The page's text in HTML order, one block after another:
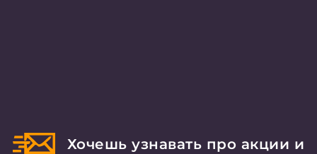
Хочешь узнавать про акции и